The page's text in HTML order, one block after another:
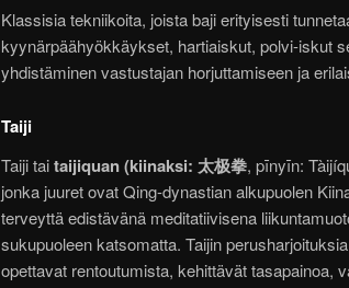
Klassisia tekniikoita, joista baji erityisesti
kyynärpäähyökkäykset, hartiaiskut, polvi-iskut
yhdistäminen vastustajan horjuttamiseen ja
Taiji
Taiji taitaijiquan (kiinaksi: 太极拳, pīnyīn:
jonka juuret ovat Qing-dynastian alkupuolen
terveyttä edistävänä meditatiivisena
sukupuoleen katsomatta. Taijin
opettavat rentoutumista, kehittävät tasapainoa,